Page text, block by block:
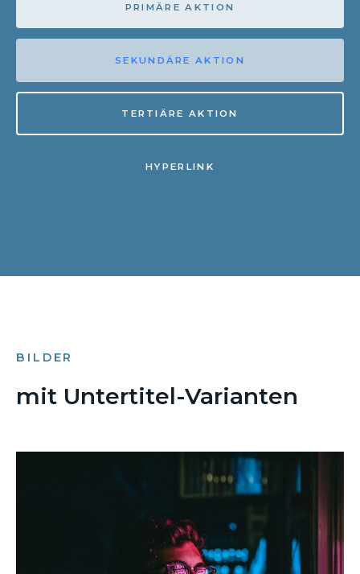
PRIMÄRE AKTION
SEKUNDÄRE AKTION
TERTIÄRE AKTION
HYPERLINK
BILDER
mit Untertitel-Varianten